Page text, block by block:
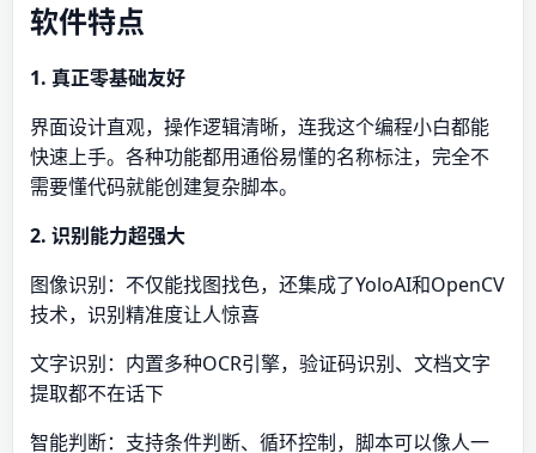
软件特点
1. 真正零基础友好
界面设计直观，操作逻辑清晰，连我这个编程小白都能
快速上手。各种功能都用通俗易懂的名称标注，完全不
需要懂代码就能创建复杂脚本。
2. 识别能力超强大
图像识别：不仅能找图找色，还集成了YoloAI和OpenCV
技术，识别精准度让人惊喜
文字识别：内置多种OCR引擎，验证码识别、文档文字
提取都不在话下
智能判断：支持条件判断、循环控制，脚本可以像人一